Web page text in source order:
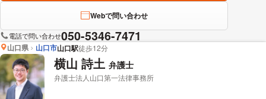
Webで問い合わせ
電話で問い合わせ050-5346-7471
山口県 山口市山口駅徒歩12分
横山 詩土 弁護士
弁護士法人山口第一法律事務所